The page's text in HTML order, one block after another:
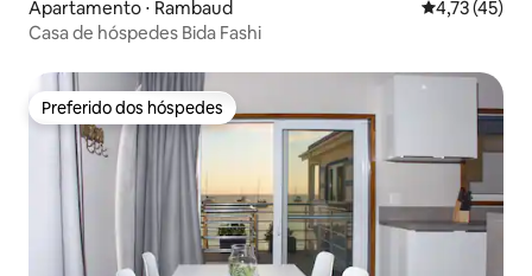
Apartamento ⋅ Rambaud 4,73 de uma
4,73 (45)
Casa de hóspedes Bida Fashi
Preferido dos hóspedes
Preferido dos hóspedes